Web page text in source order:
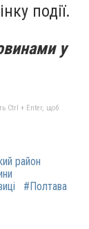
події.
у
Ctrl + Enter, щоб
район
#Полтава